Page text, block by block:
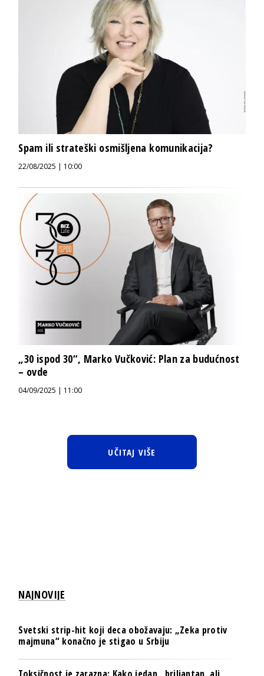
Spam ili strateški osmišljena komunikacija?
22/08/2025 | 10:00
„30 ispod 30“, Marko Vučković: Plan za budućnost
– ovde
04/09/2025 | 11:00
UČITAJ VIŠE
NAJNOVIJE
Svetski strip-hit koji deca obožavaju: „Zeka protiv
majmuna“ konačno je stigao u Srbiju